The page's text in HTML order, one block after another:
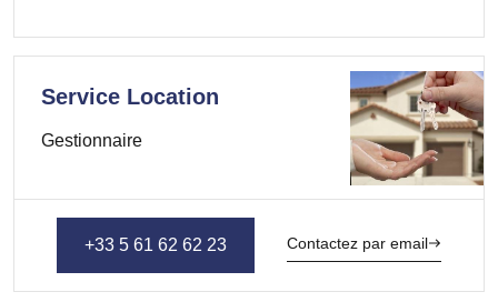
Service Location
Gestionnaire
+33 5 61 62 62 23 Contactez par email